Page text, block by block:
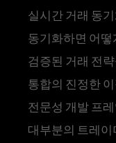
실시간 거래 동
동기화하면 어떻
검증된 거래 전
통합의 진정한
전문성 개발 프
대부분의 트레